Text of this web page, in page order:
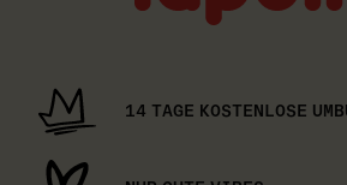
14 TAGE KOSTENLOSE